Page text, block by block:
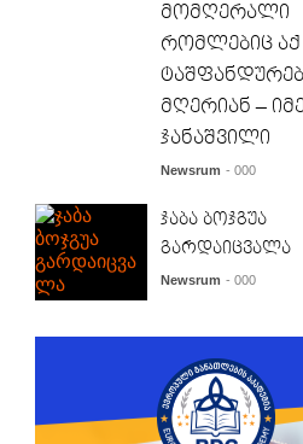
მომღერალი
რომლებიც აქ
მღერიან –
ჯანაშვილი
Newsrum - 000
ჯაბა ბოჯგუა
გარდაიცვალა
Newsrum - 000